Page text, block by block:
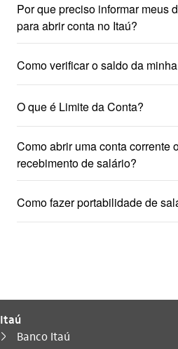
Por que preciso informar meus
para abrir conta no Itaú?
Como verificar o saldo da
O que é Limite da Conta?
Como abrir uma conta corrente
recebimento de salário?
Como fazer portabilidade de
Itaú
seta_direita
Você está aqui:
Banco Itaú